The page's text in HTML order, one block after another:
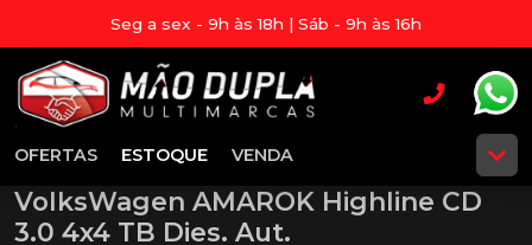
Seg a sex - 9h às 18h | Sáb - 9h às 16h
OFERTAS ESTOQUE VENDA
VolksWagen AMAROK Highline CD
3.0 4x4 TB Dies. Aut.